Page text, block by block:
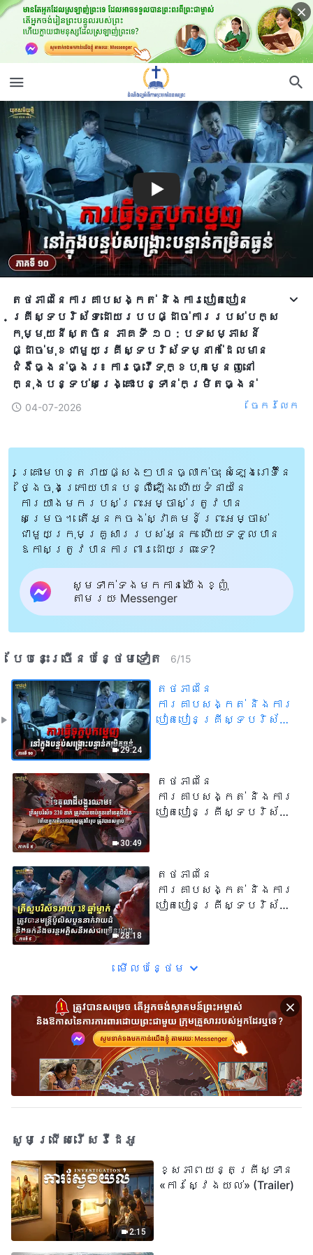
តថភាពនៃការគាបសង្កត់ និងការបៀតបៀន
គ្រីស្ទបរិស័ទដោយរបបផ្ដាច់ការរបស់បក្ស
កុម្មុយនីស្តចិន ភាគទី ១០ : បទសម្ភាសន៍
ផ្ដាច់មុខជាមួយគ្រីស្ទបរិស័ទម្នាក់ដែលមាន
ជំងឺធ្ងន់ធ្ងរ៖ ការធ្វើទុក្ខបុកម្នេញនៅ
ក្នុងបន្ទប់សង្គ្រោះបន្ទាន់កម្រិតធ្ងន់
04-07-2026 ចែក​រំលែក
គ្រោះមហន្តរាយផ្សេងៗបានធ្លាក់ចុះ សំឡេងរោទិ៍នៃ
ថ្ងៃចុងក្រោយបានបន្លឺឡើង ហើយទំនាយនៃ
ការយាងមករបស់ព្រះអម្ចាស់ត្រូវបាន
សម្រេច។ តើអ្នកចង់ស្វាគមន៍ព្រះអម្ចាស់
ជាមួយក្រុមគ្រួសាររបស់អ្នក ហើយទទួលបាន
ឱកាសត្រូវបានការពារដោយព្រះទេ?
សូមទាក់ទងមកកាន់យើងខ្ញុំ
តាមរយៈ Messenger
បែបនេះ​ច្រើនបន្ថែម​ទៀត​ 6/15
29:24
តថភាពនៃ
ការគាបសង្កត់ និងការ
បៀតបៀនគ្រីស្ទបរិស័ទ
១០ : បទសម្ភាសន៍
ផ្ដាច់មុខជាមួយ
គ្រីស្ទបរិស័ទម្នាក់
បន្ទាន់កម្រិតធ្ងន់
30:49
តថភាពនៃ
ការគាបសង្កត់ និងការ
បៀតបៀនគ្រីស្ទបរិស័ទ
៩ : ខែតុលាដ៏បង្ហូរឈាម៖
គ្រីស្ទបរិស័ទ 210 នាក់
ត្រូវបានចាប់ខ្លួននៅ
28:18
តថភាពនៃ
ការគាបសង្កត់ និងការ
បៀតបៀនគ្រីស្ទបរិស័ទ
៨ : គ្រីស្ទបរិស័ទអាយុ
មន្ត្រីប៉ូលិសបួននាក់
វាយដំ និងឆក់នឹង
ចរន្តអគ្គិសនីអស់ជា
ច្រើនម៉ោង
មើល​​បន្ថែម​
សូមជ្រើសរើសវីដេអូ
2:15
ខ្សែភាពយន្តគ្រីស្ទាន
«ការស្វែងយល់» (Trailer)